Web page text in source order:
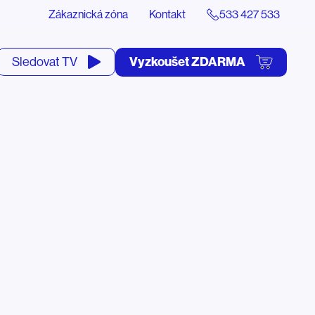
Zákaznická zóna Kontakt 533 427 533
Sledovat TV Vyzkoušet ZDARMA